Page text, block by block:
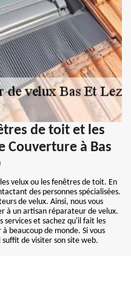
de toit et les
Couverture à Bas
velux ou les fenêtres de toit. En
des personnes spécialisées.
de velux. Ainsi, nous vous
à un artisan réparateur de velux.
services et sachez qu'il fait les
beaucoup de monde. Si vous
de visiter son site web.